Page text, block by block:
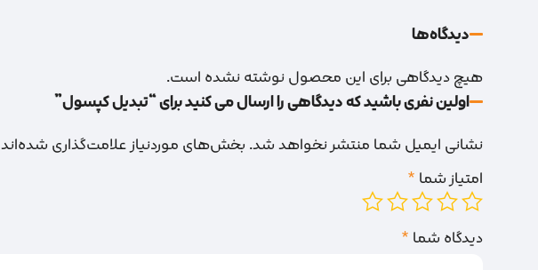
دیدگاه‌‌ها
هیچ دیدگاهی برای این محصول نوشته نشده است.
اولین نفری باشید که دیدگاهی را ارسال می کنید برای “تبدیل کپسول”
نشانی ایمیل شما منتشر نخواهد شد. بخش‌های موردنیاز علامت‌گذاری شده‌اند
امتیاز شما *
دیدگاه شما *